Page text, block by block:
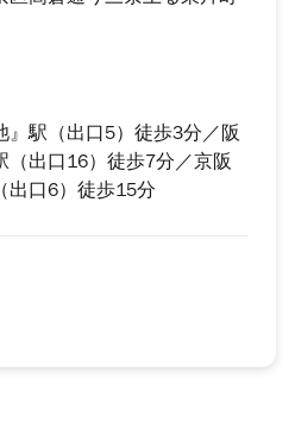
』駅（出口5）徒歩3分／阪
（出口16）徒歩7分／京阪
出口6）徒歩15分